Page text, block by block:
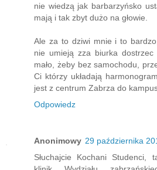
nie wiedzą jak barbarzyńsko
mają i tak zbyt dużo na głowie.
Ale za to dziwi mnie i to
nie umieją zza biurka
mało, żeby bez samochodu,
Ci którzy układają
jest z centrum Zabrza do
Odpowiedz
Anonimowy 29 października
Słuchajcie Kochani Studenci,